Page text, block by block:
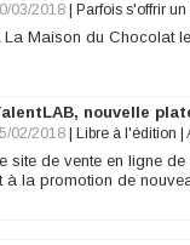
03/2018 Parfois s'offrir un
La Maison du Chocolat
nouvelle
02/2018 Libre à l'édition
site de vente en ligne
à la promotion de